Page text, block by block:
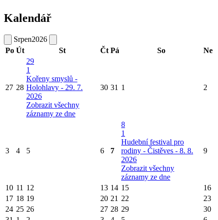
Kalendář
Srpen2026
Po Út St Čt Pá So Ne
27 28
29
1
Kořeny smyslů -
Holohlavy - 29. 7.
2026
Zobrazit všechny
záznamy ze dne
30 31 1 2
3 4 5 6 7
8
1
Hudební festival pro
rodiny - Čistěves - 8. 8.
2026
Zobrazit všechny
záznamy ze dne
9
10 11 12 13 14 15
16
17 18 19 20 21 22
23
24 25 26 27 28 29
30